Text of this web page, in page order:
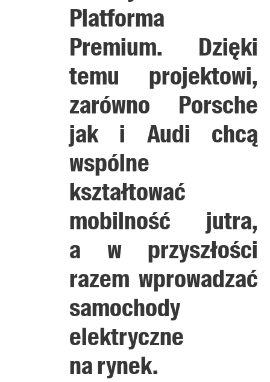
Platforma
Premium. Dzięki
temu projektowi,
zarówno Porsche
jak i Audi chcą
wspólne
kształtować
mobilność jutra,
a w przyszłości
razem wprowadzać
samochody
elektryczne
na rynek.